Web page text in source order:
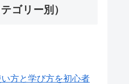
ゴリー別）
方と学び方を初心者